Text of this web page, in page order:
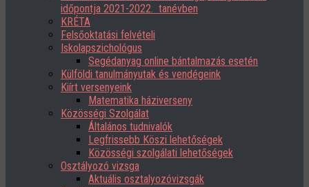
időpontja 2021-2022. tanévben
KRÉTA
Felsőoktatási felvételi
Iskolapszichológus
Segédanyag online bántalmazás esetén
Külföldi tanulmányutak és vendégeink
Kiírt versenyeink
Matematika háziverseny
Közösségi Szolgálat
Általános tudnivalók
Legfrissebb Köszi lehetőségek
Közösségi szolgálati lehetőségek
Osztályozó vizsga
Aktuális osztalyozóvizsgák